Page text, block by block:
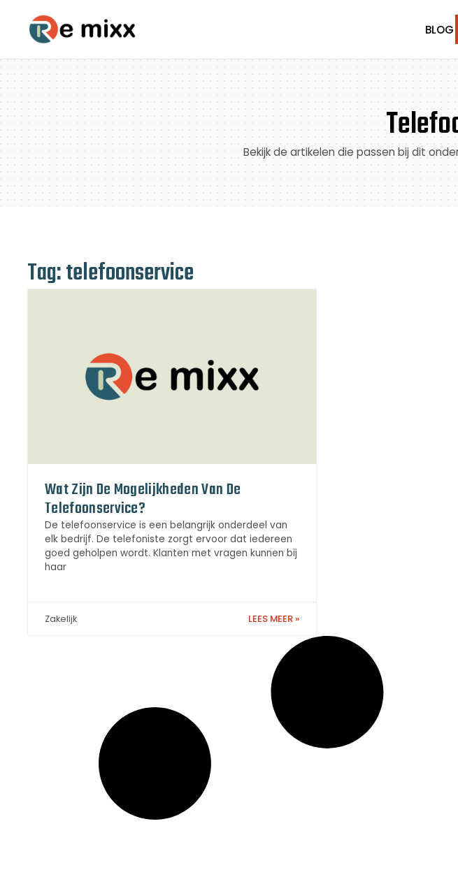
BLOG
Bekijk de artikelen die passen bij dit
Tag: telefoonservice
Wat Zijn De Mogelijkheden Van De
Telefoonservice?
De telefoonservice is een belangrijk onderdeel van
elk bedrijf. De telefoniste zorgt ervoor dat iedereen
goed geholpen wordt. Klanten met vragen kunnen bij
haar
Zakelijk LEES MEER »